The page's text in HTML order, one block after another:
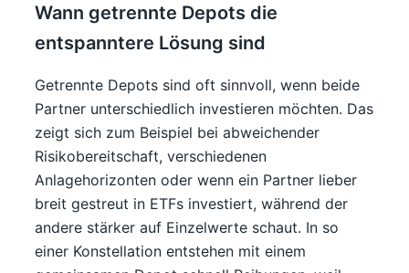
Wann getrennte Depots die
entspanntere Lösung sind
Getrennte Depots sind oft sinnvoll, wenn beide
Partner unterschiedlich investieren möchten. Das
zeigt sich zum Beispiel bei abweichender
Risikobereitschaft, verschiedenen
Anlagehorizonten oder wenn ein Partner lieber
breit gestreut in ETFs investiert, während der
andere stärker auf Einzelwerte schaut. In so
einer Konstellation entstehen mit einem